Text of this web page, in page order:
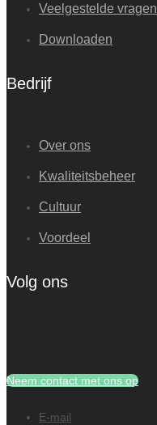
Veelgestelde vragen
Downloaden
Bedrijf
Over ons
Kwaliteitsbeheer
Cultuur
Voordeel
Volg ons
Neem contact met ons op
E-mail